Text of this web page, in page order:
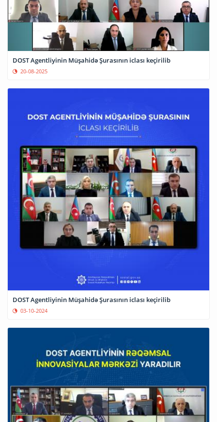
DOST Agentliyinin Müşahidə Şurasının iclası keçirilib
20-08-2025
DOST Agentliyinin Müşahidə Şurasının iclası keçirilib
03-10-2024